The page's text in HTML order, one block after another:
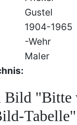
Gustel
1904-1965
-Wehr
Maler
Bild "Bitte
Tabelle"